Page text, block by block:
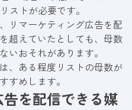
ストが必要です。
リマーケティング広告を配
超えていたとしても、母数
いおそれがあります。
、ある程度リストの母数が
すめします。
を配信できる媒